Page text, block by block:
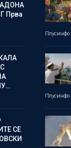
Прва
СЕ
Плусинфо
Плусинфо